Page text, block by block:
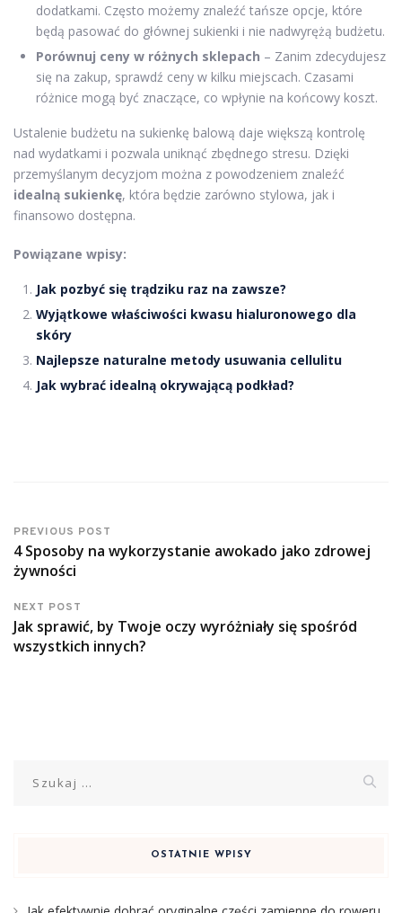
dodatkami. Często możemy znaleźć tańsze opcje, które
będą pasować do głównej sukienki i nie nadwyrężą budżetu.
Porównuj ceny w różnych sklepach – Zanim zdecydujesz
się na zakup, sprawdź ceny w kilku miejscach. Czasami
różnice mogą być znaczące, co wpłynie na końcowy koszt.
Ustalenie budżetu na sukienkę balową daje większą kontrolę
nad wydatkami i pozwala uniknąć zbędnego stresu. Dzięki
przemyślanym decyzjom można z powodzeniem znaleźć
idealną sukienkę, która będzie zarówno stylowa, jak i
finansowo dostępna.
Powiązane wpisy:
Jak pozbyć się trądziku raz na zawsze?
Wyjątkowe właściwości kwasu hialuronowego dla
skóry
Najlepsze naturalne metody usuwania cellulitu
Jak wybrać idealną okrywającą podkład?
PREVIOUS POST
4 Sposoby na wykorzystanie awokado jako zdrowej
żywności
NEXT POST
Jak sprawić, by Twoje oczy wyróżniały się spośród
wszystkich innych?
OSTATNIE WPISY